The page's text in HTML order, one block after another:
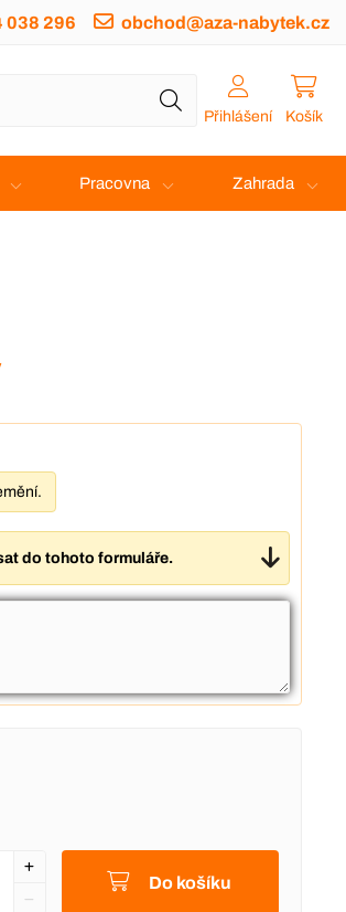
038 296 obchod@aza-nabytek.cz
Přihlášení Košík
Pracovna Zahrada
do tohoto formuláře.
Do košíku